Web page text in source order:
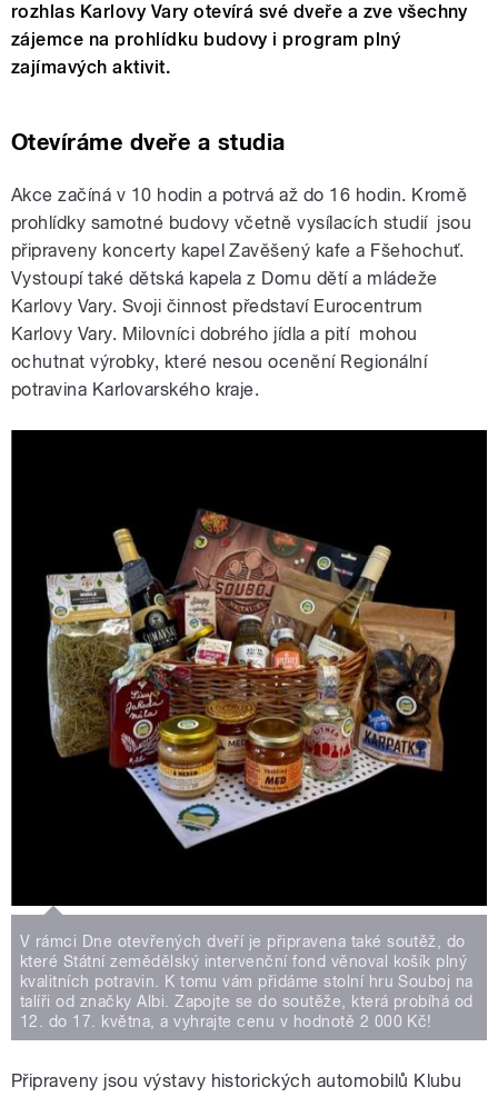
rozhlas Karlovy Vary otevírá své dveře a zve všechny
zájemce na prohlídku budovy i program plný
zajímavých aktivit.
Otevíráme dveře a studia
Akce začíná v 10 hodin a potrvá až do 16 hodin. Kromě
prohlídky samotné budovy včetně vysílacích studií jsou
připraveny koncerty kapel Zavěšený kafe a Fšehochuť.
Vystoupí také dětská kapela z Domu dětí a mládeže
Karlovy Vary. Svoji činnost představí Eurocentrum
Karlovy Vary. Milovníci dobrého jídla a pití mohou
ochutnat výrobky, které nesou ocenění Regionální
potravina Karlovarského kraje.
V rámci Dne otevřených dveří je připravena také soutěž, do
které Státní zemědělský intervenční fond věnoval košík plný
kvalitních potravin. K tomu vám přidáme stolní hru Souboj na
talíři od značky Albi. Zapojte se do soutěže, která probíhá od
12. do 17. května, a vyhrajte cenu v hodnotě 2 000 Kč!
Připraveny jsou výstavy historických automobilů Klubu